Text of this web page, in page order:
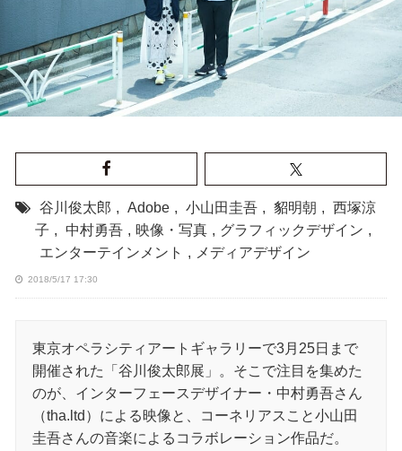
谷川俊太郎 , Adobe , 小山田圭吾 , 貂明朝 , 西塚涼
子 , 中村勇吾 , 映像・写真 , グラフィックデザイン ,
エンターテインメント , メディアデザイン
2018/5/17 17:30
東京オペラシティアートギャラリーで3月25日まで
開催された「谷川俊太郎展」。そこで注目を集めた
のが、インターフェースデザイナー・中村勇吾さん
（tha.ltd）による映像と、コーネリアスこと小山田
圭吾さんの音楽によるコラボレーション作品だ。